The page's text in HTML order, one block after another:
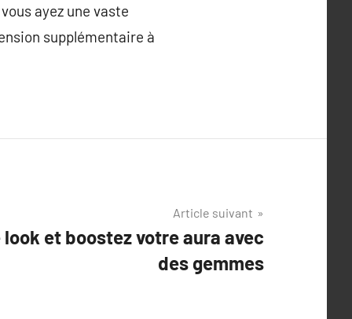
ayez une vaste
supplémentaire à
Article suivant
et boostez votre aura avec
des gemmes